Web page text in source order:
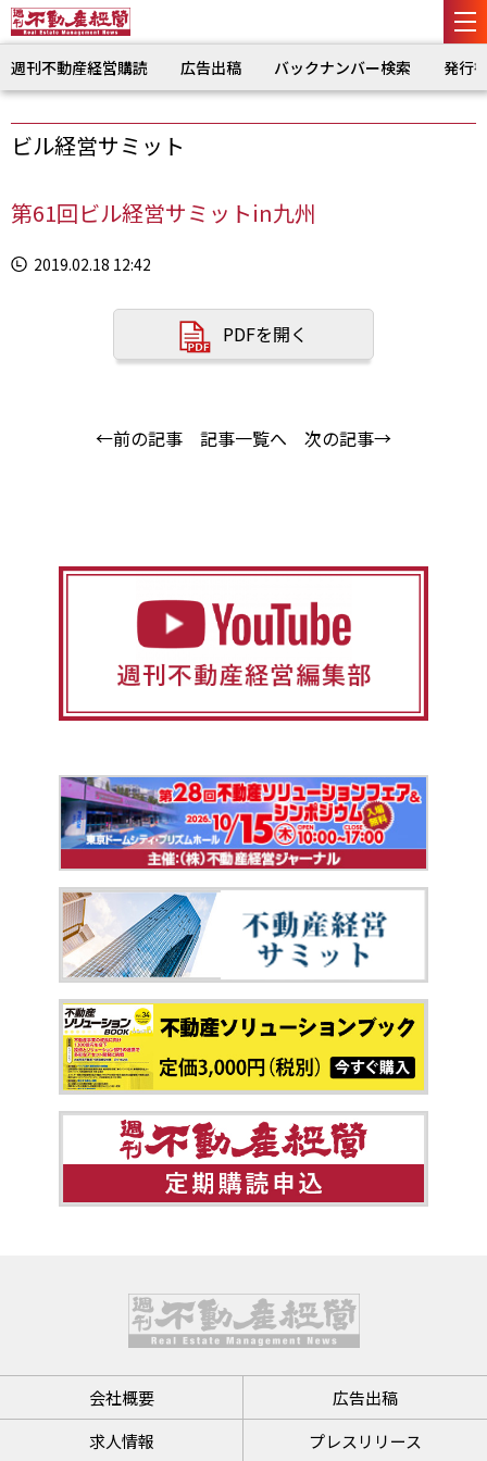
週刊不動産経営購読 広告出稿 バックナンバー検索 発行
ビル経営サミット
第61回ビル経営サミットin九州
2019.02.18 12:42
PDFを開く
←前の記事 記事一覧へ 次の記事→
会社概要
広告出稿
求人情報
プレスリリース